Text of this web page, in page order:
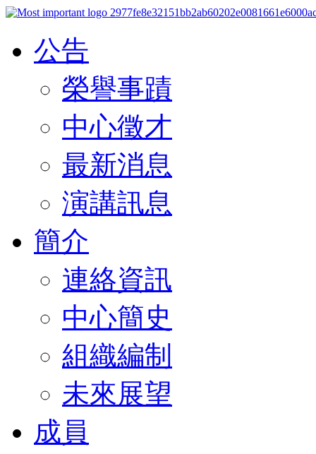
公告
榮譽事蹟
中心徵才
最新消息
演講訊息
簡介
連絡資訊
中心簡史
組織編制
未來展望
成員